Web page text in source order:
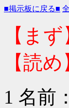
■掲示板に戻る■
【ま
【読
1 名前：